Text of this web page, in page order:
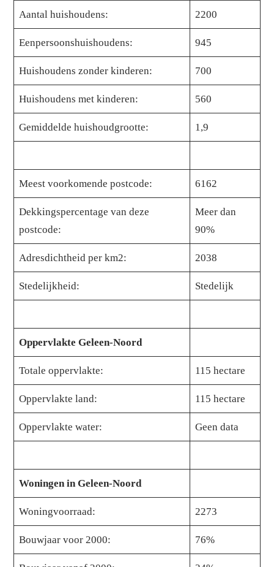
Aantal huishoudens: 2200
Eenpersoonshuishoudens: 945
Huishoudens zonder kinderen: 700
Huishoudens met kinderen: 560
Gemiddelde huishoudgrootte: 1,9
Meest voorkomende postcode: 6162
Dekkingspercentage van deze
postcode:
Meer dan
90%
Adresdichtheid per km2: 2038
Stedelijkheid: Stedelijk
Oppervlakte Geleen-Noord
Totale oppervlakte: 115 hectare
Oppervlakte land: 115 hectare
Oppervlakte water: Geen data
Woningen in Geleen-Noord
Woningvoorraad: 2273
Bouwjaar voor 2000: 76%